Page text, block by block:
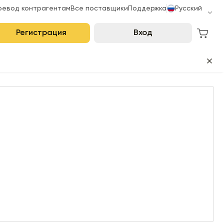
контрагентам Все поставщики Поддержка Русский
Регистрация Вход